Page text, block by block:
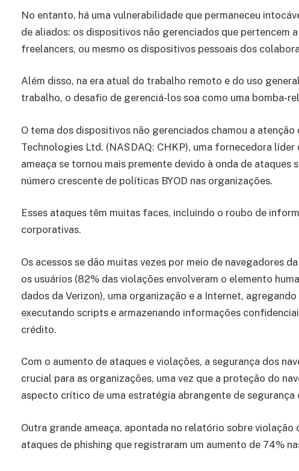
No entanto, há uma vulnerabilidade que permaneceu
de aliados: os dispositivos não gerenciados que pertencem
freelancers, ou mesmo os dispositivos pessoais dos
Além disso, na era atual do trabalho remoto e do uso
trabalho, o desafio de gerenciá-los soa como uma bomba-
O tema dos dispositivos não gerenciados chamou a
Technologies Ltd. (NASDAQ: CHKP), uma fornecedora
ameaça se tornou mais premente devido à onda de ataques
número crescente de políticas BYOD nas organizações.
Esses ataques têm muitas faces, incluindo o roubo de
corporativas.
Os acessos se dão muitas vezes por meio de navegadores
os usuários (82% das violações envolveram o elemento
dados da Verizon), uma organização e a Internet,
executando scripts e armazenando informações
crédito.
Com o aumento de ataques e violações, a segurança dos
crucial para as organizações, uma vez que a proteção do
aspecto crítico de uma estratégia abrangente de segurança
Outra grande ameaça, apontada no relatório sobre violação
ataques de phishing que registraram um aumento de 74%